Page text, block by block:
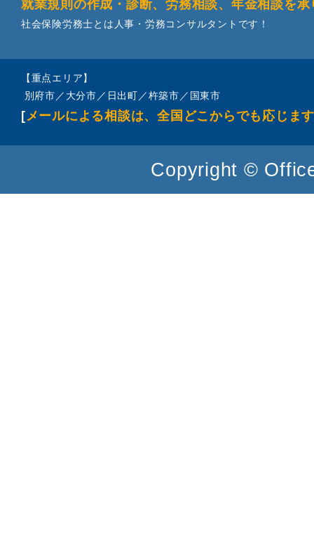
就業規則の作成・診断、労務相談、年金相談を承
社会保険労務士とは人事・労務コンサルタントです！
【重点エリア】
別府市／大分市／日出町／杵築市／国東市
[ メールによる相談は、全国どこからでも応じま
Copyright ©